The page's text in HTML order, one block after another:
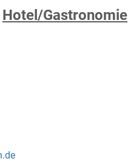
Hotel/Gastronomie